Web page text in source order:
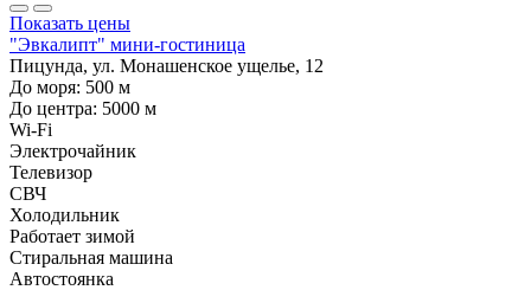
Показать цены
"Эвкалипт" мини-гостиница
Пицунда, ул. Монашенское ущелье, 12
До моря: 500 м
До центра: 5000 м
Wi-Fi
Электрочайник
Телевизор
СВЧ
Холодильник
Работает зимой
Стиральная машина
Автостоянка